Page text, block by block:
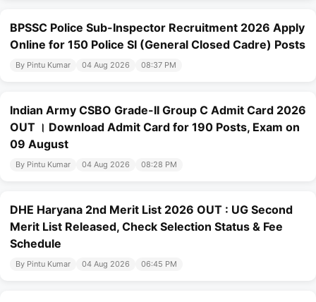
BPSSC Police Sub-Inspector Recruitment 2026 Apply
Online for 150 Police SI (General Closed Cadre) Posts
By Pintu Kumar 04 Aug 2026 08:37 PM
Indian Army CSBO Grade-II Group C Admit Card 2026
OUT । Download Admit Card for 190 Posts, Exam on
09 August
By Pintu Kumar 04 Aug 2026 08:28 PM
DHE Haryana 2nd Merit List 2026 OUT : UG Second
Merit List Released, Check Selection Status & Fee
Schedule
By Pintu Kumar 04 Aug 2026 06:45 PM